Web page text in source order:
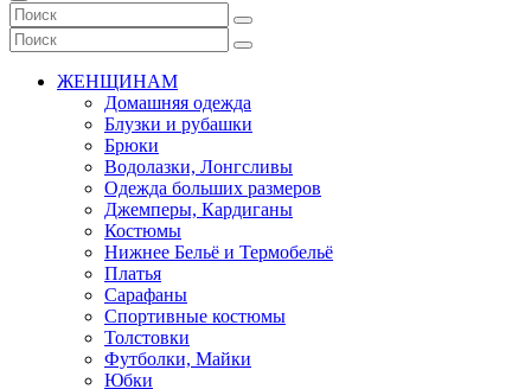
ЖЕНЩИНАМ
Домашняя одежда
Блузки и рубашки
Брюки
Водолазки, Лонгсливы
Одежда больших размеров
Джемперы, Кардиганы
Костюмы
Нижнее Бельё и Термобельё
Платья
Сарафаны
Спортивные костюмы
Толстовки
Футболки, Майки
Юбки